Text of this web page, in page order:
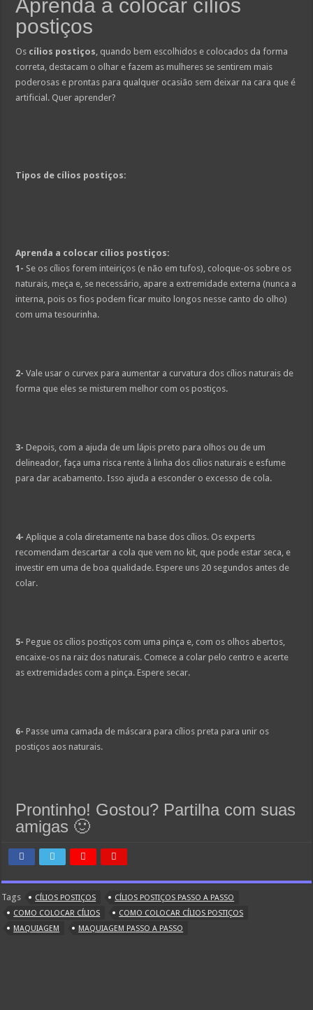
Saiba como perder de 5 a 10 Kg de gordura corporal em apenas 21 dias
Como fazer Camisa em Origami
Depois de uma decepção fica difícil se apaixonar novamente de maneira
Já pensou em construir uma piscina sozinho sim é possivel
Starburst hair: nova tendência é inspirada na bala
Aprenda a colocar cílios
postiços
Os cílios postiços , quando bem escolhidos e colocados da forma
correta, destacam o olhar e fazem as mulheres se sentirem mais
poderosas e prontas para qualquer ocasião sem deixar na cara que é
artificial. Quer aprender?
Tipos de cílios postiços:
Aprenda a colocar cílios postiços:
1- Se os cílios forem inteiriços (e não em tufos), coloque-os sobre os
naturais, meça e, se necessário, apare a extremidade externa (nunca a
interna, pois os fios podem ficar muito longos nesse canto do olho)
com uma tesourinha.
2- Vale usar o curvex para aumentar a curvatura dos cílios naturais de
forma que eles se misturem melhor com os postiços.
3- Depois, com a ajuda de um lápis preto para olhos ou de um
delineador, faça uma risca rente à linha dos cílios naturais e esfume
para dar acabamento. Isso ajuda a esconder o excesso de cola.
4- Aplique a cola diretamente na base dos cílios. Os experts
recomendam descartar a cola que vem no kit, que pode estar seca, e
investir em uma de boa qualidade. Espere uns 20 segundos antes de
colar.
5- Pegue os cílios postiços com uma pinça e, com os olhos abertos,
encaixe-os na raiz dos naturais. Comece a colar pelo centro e acerte
as extremidades com a pinça. Espere secar.
6- Passe uma camada de máscara para cílios preta para unir os
postiços aos naturais.
Prontinho! Gostou? Partilha com suas
amigas 🙂
Tags CÍLIOS POSTIÇOS
CÍLIOS POSTIÇOS PASSO A PASSO
COMO COLOCAR CÍLIOS
COMO COLOCAR CÍLIOS POSTIÇOS
MAQUIAGEM
MAQUIAGEM PASSO A PASSO